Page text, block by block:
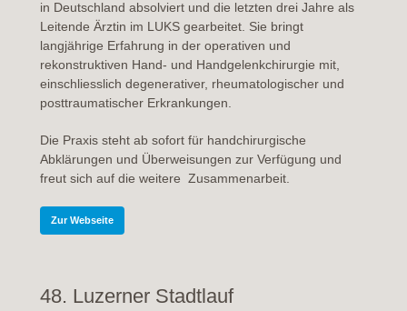
in Deutschland absolviert und die letzten drei Jahre als
Leitende Ärztin im LUKS gearbeitet. Sie bringt
langjährige Erfahrung in der operativen und
rekonstruktiven Hand- und Handgelenkchirurgie mit,
einschliesslich degenerativer, rheumatologischer und
posttraumatischer Erkrankungen.
Die Praxis steht ab sofort für handchirurgische
Abklärungen und Überweisungen zur Verfügung und
freut sich auf die weitere Zusammenarbeit.
Zur Webseite
48. Luzerner Stadtlauf